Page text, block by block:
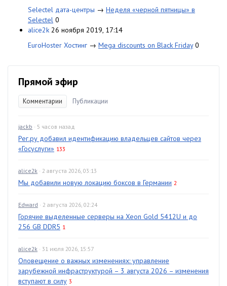
Selectel дата-центры → Неделя «черной пятницы» в
Selectel 0
alice2k 26 ноября 2019, 17:14
EuroHoster Хостинг → Mega discounts on Black Friday 0
Прямой эфир
Комментарии Публикации
jackb · 5 часов назад
Рег.ру добавил идентификацию владельцев сайтов через
«Госуслуги» 133
alice2k · 2 августа 2026, 03:13
Мы добавили новую локацию боксов в Германии 2
Edward · 2 августа 2026, 02:24
Горячие выделенные серверы на Xeon Gold 5412U и до
256 GB DDR5 1
alice2k · 31 июля 2026, 15:57
Оповещение о важных изменениях: управление
зарубежной инфраструктурой – 3 августа 2026 – изменения
вступают в силу 3